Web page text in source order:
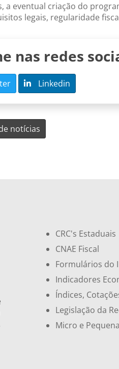
a eventual criação do
legais, regularidade
nas redes
Linkedin
notícias
CRC's Estaduais
CNAE Fiscal
Formulários do
Indicadores
Índices,
Legislação da
Micro e